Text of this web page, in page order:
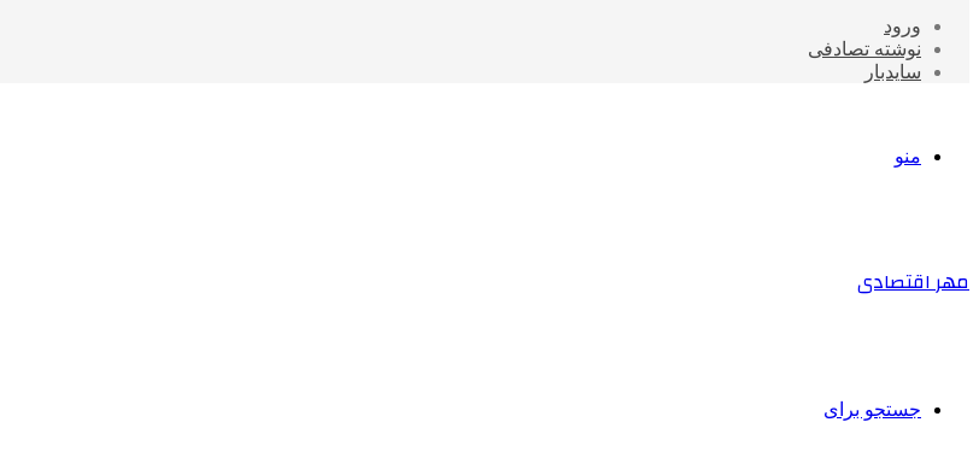
ورود
نوشته تصادفی
سایدبار
منو
مهر اقتصادی
جستجو برای